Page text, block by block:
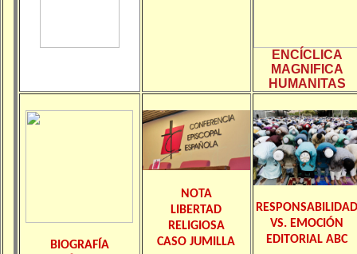
ENCÍCLICA
MAGNIFICA
HUMANITAS
BIOGRAFÍA
NOTA
LIBERTAD
RELIGIOSA
CASO JUMILLA
RESPONSABILIDAD
VS. EMOCIÓN
EDITORIAL ABC